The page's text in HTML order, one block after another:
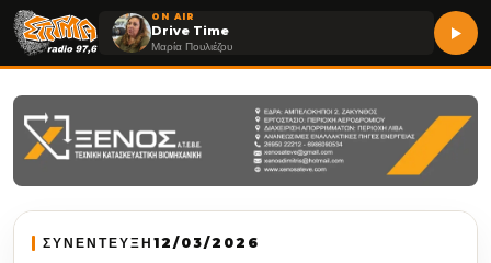
ON AIR
Drive Time
Μαρία Πουλιέζου
ΣΥΝΕΝΤΕΥΞΗ 12/03/2026